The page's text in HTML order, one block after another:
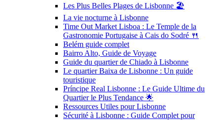
Les Plus Belles Plages de Lisbonne 🏖️
La vie nocturne à Lisbonne
Time Out Market Lisboa : Le Temple de la
Gastronomie Portugaise à Cais do Sodré 🍴
Belém guide complet
Bairro Alto, Guide de Voyage
Guide du quartier de Chiado à Lisbonne
Le quartier Baixa de Lisbonne : Un guide
touristique
Príncipe Real Lisbonne : Le Guide Ultime du
Quartier le Plus Tendance 🌟
Ressources Utiles pour Lisbonne
Sécurité à Lisbonne : Guide Complet pour